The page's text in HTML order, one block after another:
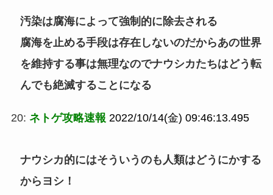
汚染は腐海によって強制的に除去される
腐海を止める手段は存在しないのだからあの世界
を維持する事は無理なのでナウシカたちはどう転
んでも絶滅することになる
20: ネトゲ攻略速報 2022/10/14(金) 09:46:13.495
ナウシカ的にはそういうのも人類はどうにかする
からヨシ！